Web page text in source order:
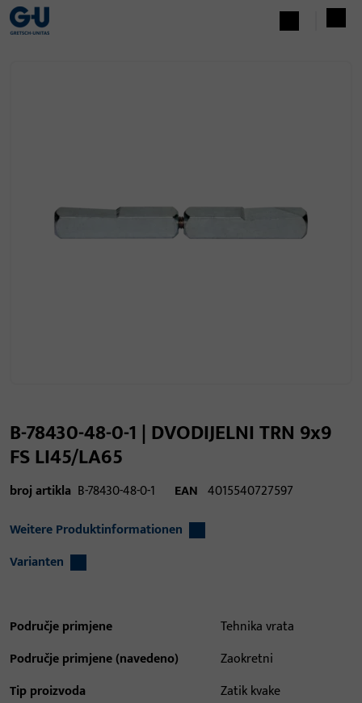
B-78430-48-0-1 | DVODIJELNI TRN 9x9
FS LI45/LA65
broj artikla B-78430-48-0-1 EAN 4015540727597
Weitere Produktinformationen
Varianten
Područje primjene
Tehnika vrata
Područje primjene (navedeno)
Zaokretni
Tip proizvoda
Zatik kvake